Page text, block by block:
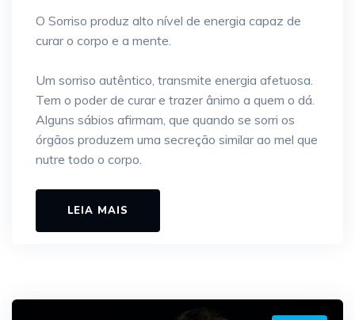
O Sorriso produz alto nível de energia capaz de
curar o corpo e a mente.
Um sorriso autêntico, transmite energia afetuosa.
Tem o poder de curar e trazer ânimo a quem o dá.
Alguns sábios afirmam, que quando se sorri os
órgãos produzem uma secreção similar ao mel que
nutre todo o corpo.
LEIA MAIS